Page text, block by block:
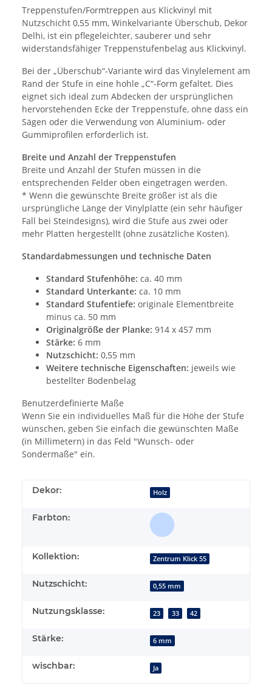
Treppenstufen/Formtreppen aus Klickvinyl mit
Nutzschicht 0,55 mm, Winkelvariante Überschub, Dekor
Delhi, ist ein pflegeleichter, sauberer und sehr
widerstandsfähiger Treppenstufenbelag aus Klickvinyl.
Bei der „Überschub“-Variante wird das Vinylelement am
Rand der Stufe in eine hohle „C“-Form gefaltet. Dies
eignet sich ideal zum Abdecken der ursprünglichen
hervorstehenden Ecke der Treppenstufe, ohne dass ein
Sägen oder die Verwendung von Aluminium- oder
Gummiprofilen erforderlich ist.
Breite und Anzahl der Treppenstufen
Breite und Anzahl der Stufen müssen in die
entsprechenden Felder oben eingetragen werden.
* Wenn die gewünschte Breite größer ist als die
ursprüngliche Länge der Vinylplatte (ein sehr häufiger
Fall bei Steindesigns), wird die Stufe aus zwei oder
mehr Platten hergestellt (ohne zusätzliche Kosten).
Standardabmessungen und technische Daten
Standard Stufenhöhe: ca. 40 mm
Standard Unterkante: ca. 10 mm
Standard Stufentiefe: originale Elementbreite
minus ca. 50 mm
Originalgröße der Planke: 914 x 457 mm
Stärke: 6 mm
Nutzschicht: 0,55 mm
Weitere technische Eigenschaften: jeweils wie
bestellter Bodenbelag
Benutzerdefinierte Maße
Wenn Sie ein individuelles Maß für die Höhe der Stufe
wünschen, geben Sie einfach die gewünschten Maße
(in Millimetern) in das Feld "Wunsch- oder
Sondermaße" ein.
Dekor: Holz
Farbton:
Kollektion: Zentrum Klick 55
Nutzschicht: 0,55 mm
Nutzungsklasse: 23 33 42
Stärke: 6 mm
wischbar: Ja